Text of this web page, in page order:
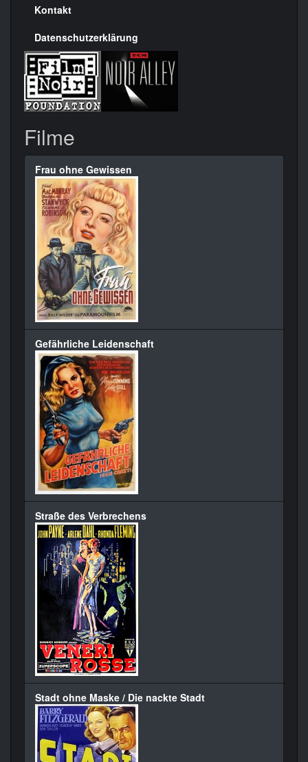
Kontakt
Datenschutzerklärung
Filme
Frau ohne Gewissen
Gefährliche Leidenschaft
Straße des Verbrechens
Stadt ohne Maske / Die nackte Stadt